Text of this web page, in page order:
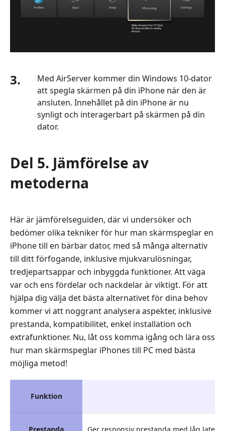
3.
Med AirServer kommer din Windows 10-dator
att spegla skärmen på din iPhone när den är
ansluten. Innehållet på din iPhone är nu
synligt och interagerbart på skärmen på din
dator.
Del 5. Jämförelse av
metoderna
Här är jämförelseguiden, där vi undersöker och
bedömer olika tekniker för hur man skärmspeglar en
iPhone till en bärbar dator, med så många alternativ
till ditt förfogande, inklusive mjukvarulösningar,
tredjepartsappar och inbyggda funktioner. Att väga
var och ens fördelar och nackdelar är viktigt. För att
hjälpa dig välja det bästa alternativet för dina behov
kommer vi att noggrant analysera aspekter, inklusive
prestanda, kompatibilitet, enkel installation och
extrafunktioner. Nu, låt oss komma igång och lära oss
hur man skärmspeglar iPhones till PC med bästa
möjliga metod!
Funktion
Prestanda